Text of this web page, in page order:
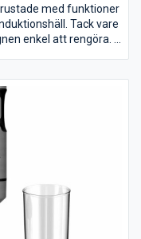
med funktioner
Tack vare
enkel att rengöra.
ska hitta en spis som
eller
varianten av spis